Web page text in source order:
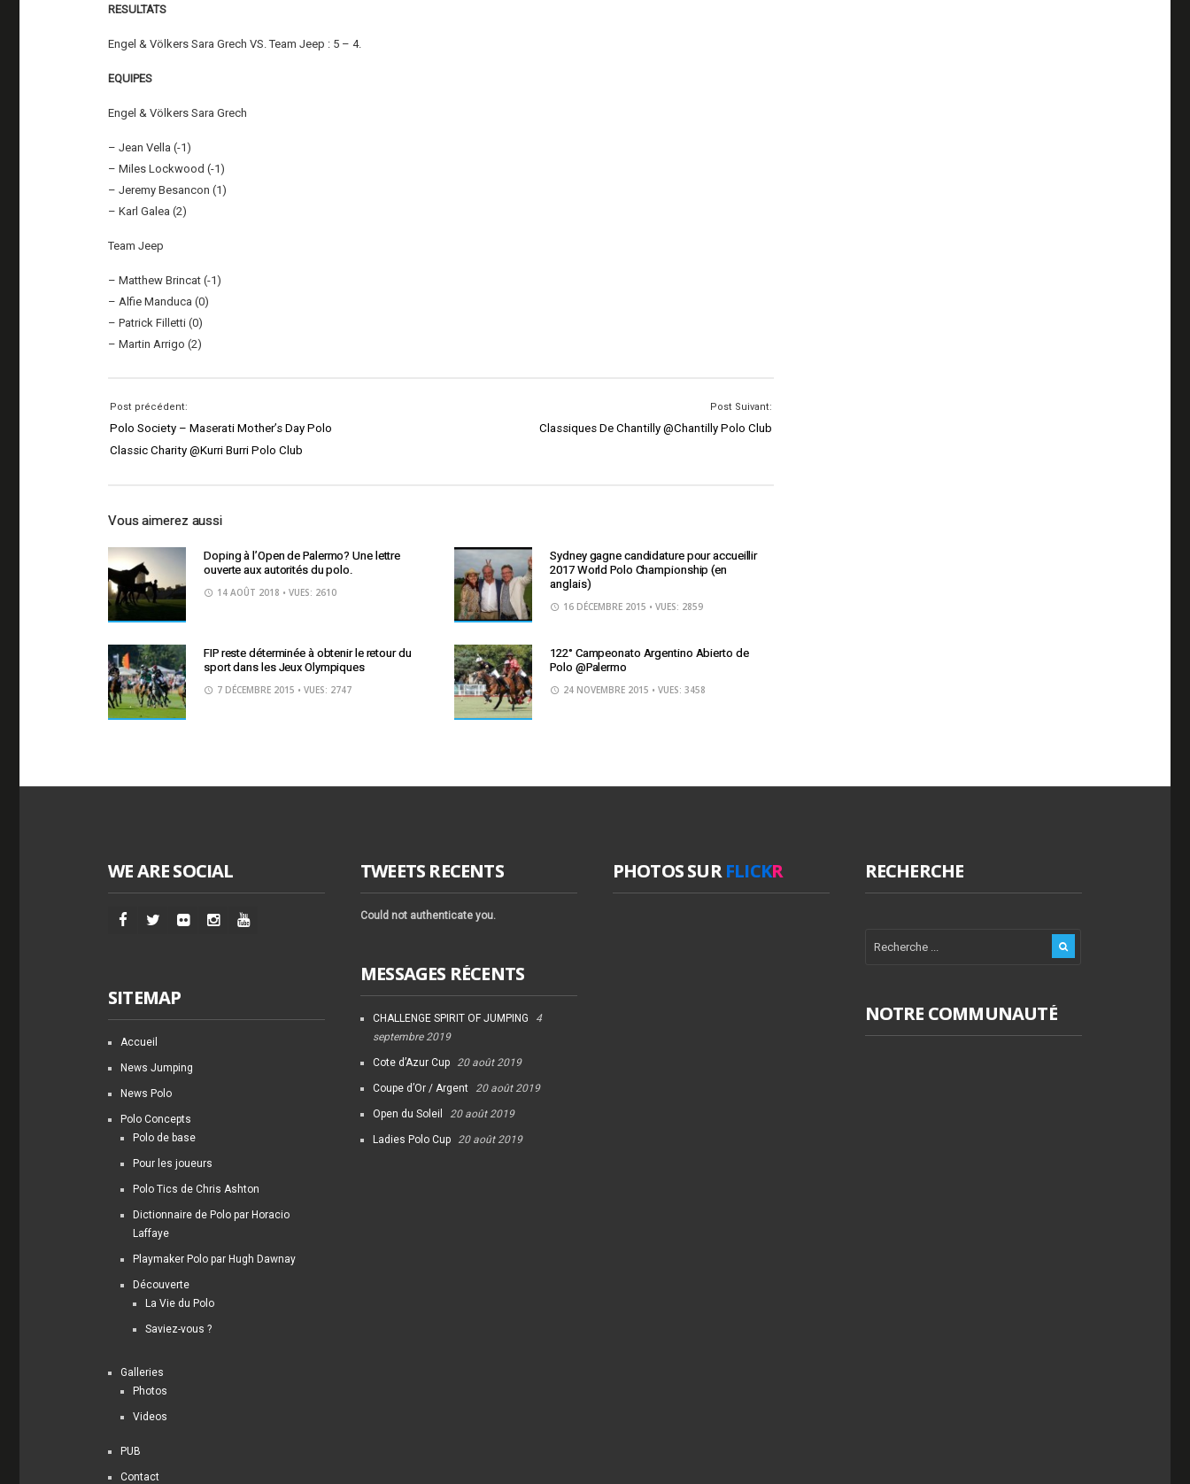
RESULTATS
Engel & Völkers Sara Grech VS. Team Jeep : 5 – 4.
EQUIPES
Engel & Völkers Sara Grech
– Jean Vella (-1)
– Miles Lockwood (-1)
– Jeremy Besancon (1)
– Karl Galea (2)
Team Jeep
– Matthew Brincat (-1)
– Alfie Manduca (0)
– Patrick Filletti (0)
– Martin Arrigo (2)
Post précédent:
Polo Society – Maserati Mother’s Day Polo
Classic Charity @Kurri Burri Polo Club
Post Suivant:
Classiques De Chantilly @Chantilly Polo Club
Vous aimerez aussi
Doping à l’Open de Palermo? Une lettre
ouverte aux autorités du polo.
14 AOÛT 2018 • VUES: 2610
Sydney gagne candidature pour accueillir
2017 World Polo Championship (en
anglais)
16 DÉCEMBRE 2015 • VUES: 2859
FIP reste déterminée à obtenir le retour du
sport dans les Jeux Olympiques
7 DÉCEMBRE 2015 • VUES: 2747
122° Campeonato Argentino Abierto de
Polo @Palermo
24 NOVEMBRE 2015 • VUES: 3458
WE ARE SOCIAL
SITEMAP
Accueil
News Jumping
News Polo
Polo Concepts
Polo de base
Pour les joueurs
Polo Tics de Chris Ashton
Dictionnaire de Polo par Horacio
Laffaye
Playmaker Polo par Hugh Dawnay
Découverte
La Vie du Polo
Saviez-vous ?
Galleries
Photos
Videos
PUB
Contact
TWEETS RECENTS
Could not authenticate you.
MESSAGES RÉCENTS
CHALLENGE SPIRIT OF JUMPING
4
septembre 2019
Cote d’Azur Cup 20 août 2019
Coupe d’Or / Argent 20 août 2019
Open du Soleil 20 août 2019
Ladies Polo Cup 20 août 2019
PHOTOS SURFLICKR RECHERCHE
NOTRE COMMUNAUTÉ